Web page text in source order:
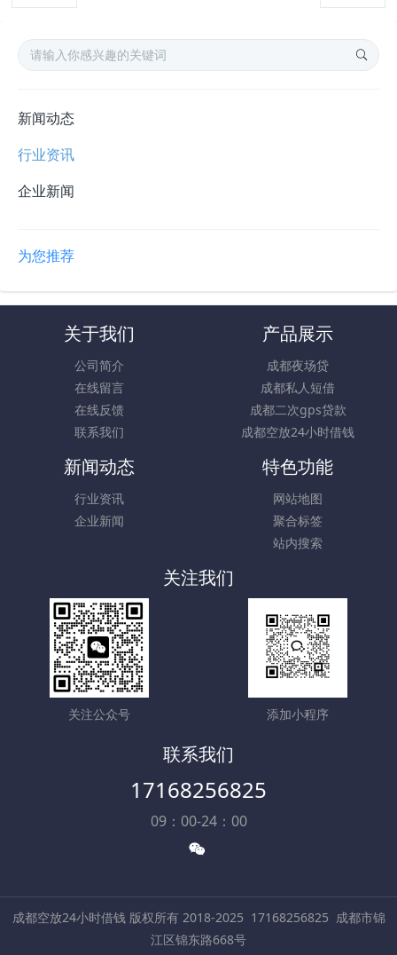
新闻动态
行业资讯
企业新闻
为您推荐
关于我们
公司简介
在线留言
在线反馈
联系我们
产品展示
成都夜场贷
成都私人短借
成都二次gps贷款
成都空放24小时借钱
新闻动态
行业资讯
企业新闻
特色功能
网站地图
聚合标签
站内搜索
关注我们
关注公众号 添加小程序
联系我们
17168256825
09：00-24：00
成都空放24小时借钱 版权所有 2018-2025 17168256825 成都市锦
江区锦东路668号